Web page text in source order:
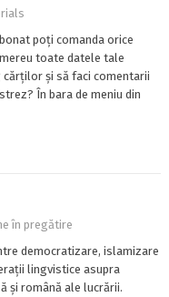
poți comanda orice
toate datele tale
și să faci comentarii
În bara de meniu din
în pregătire
democratizare, islamizare
lingvistice asupra
și română ale lucrării.